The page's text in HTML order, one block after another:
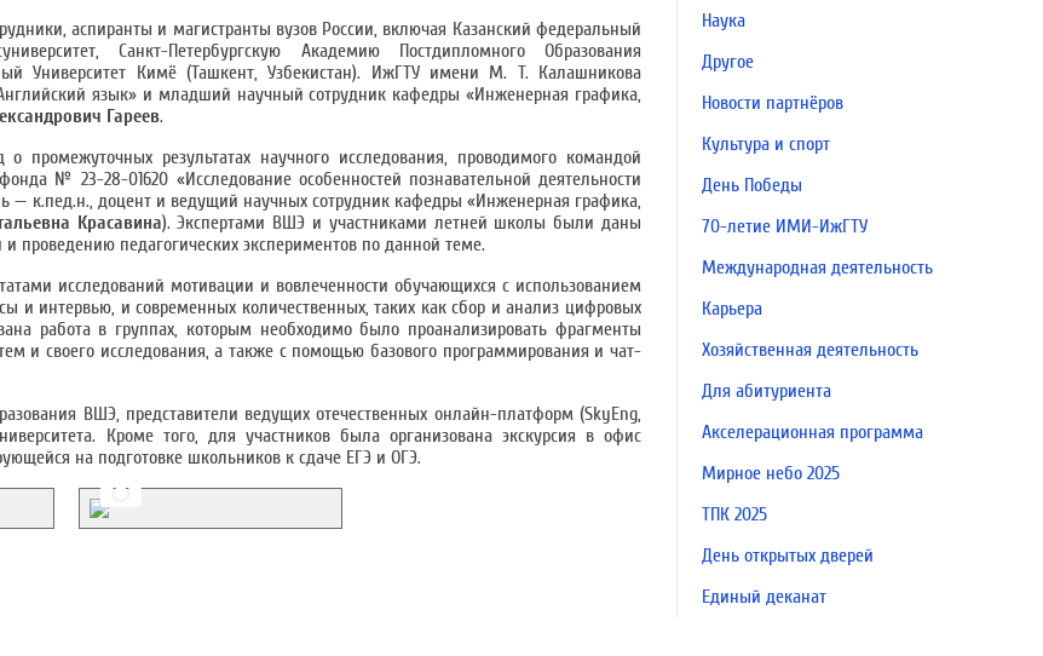
аспиранты и магистранты вузов России, включая Казанский федеральный
Санкт-Петербургскую Академию Постдипломного Образования
Университет Кимё (Ташкент, Узбекистан). ИжГТУ имени М. Т. Калашникова
язык» и младший научный сотрудник кафедры «Инженерная графика,
Гареев.
промежуточных результатах научного исследования, проводимого командой
№ 23-28-01620 «Исследование особенностей познавательной деятельности
— к.пед.н., доцент и ведущий научных сотрудник кафедры «Инженерная графика,
Красавина). Экспертами ВШЭ и участниками летней школы были даны
проведению педагогических экспериментов по данной теме.
исследований мотивации и вовлеченности обучающихся с использованием
и интервью, и современных количественных, таких как сбор и анализ цифровых
работа в группах, которым необходимо было проанализировать фрагменты
и своего исследования, а также с помощью базового программирования и чат-
ВШЭ, представители ведущих отечественных онлайн-платформ (SkyEng,
Кроме того, для участников была организована экскурсия в офис
на подготовке школьников к сдаче ЕГЭ и ОГЭ.
Наука
Другое
Новости партнёров
Культура и спорт
День Победы
70-летие ИМИ-ИжГТУ
Международная деятельность
Карьера
Хозяйственная деятельность
Для абитуриента
Акселерационная программа
Мирное небо 2025
ТПК 2025
День открытых дверей
Единый деканат